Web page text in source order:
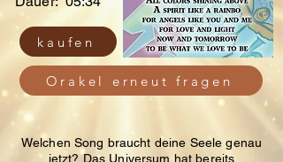
kaufen
Orakel erneut fragen
Welchen Song braucht deine Seele genau
jetzt?Das Universum hat bereits